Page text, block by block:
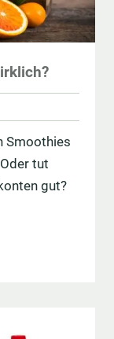
Smoothies
tut
gut?